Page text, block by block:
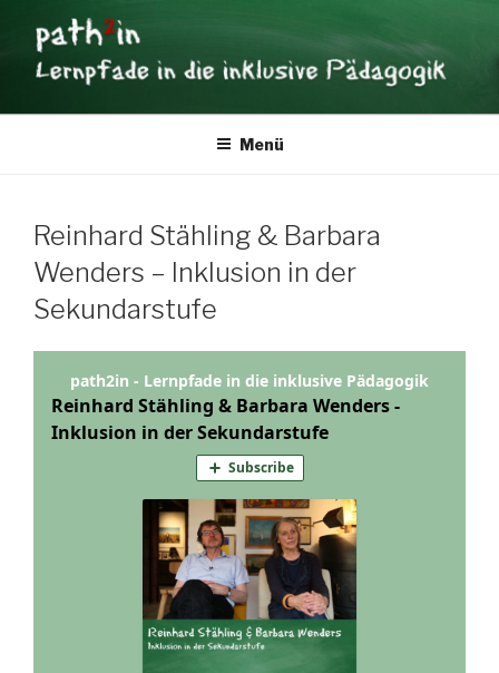
Inhalt
springen
PATH2IN
Menü
Reinhard Stähling & Barbara
Wenders – Inklusion in der
Sekundarstufe